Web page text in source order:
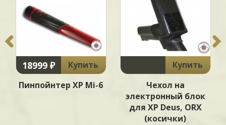
18999 ₽
Купить
Пинпойнтер XP Mi-6
Купить
Чехол на
электронный блок
для XP Deus, ORX
(косички)